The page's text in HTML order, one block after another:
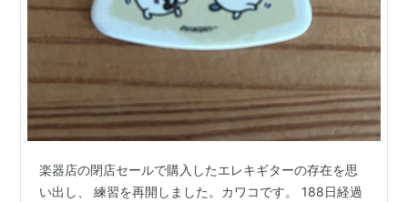
楽器店の閉店セールで購入したエレキギターの存在を思
い出し、 練習を再開しました。カワコです。 188日経過